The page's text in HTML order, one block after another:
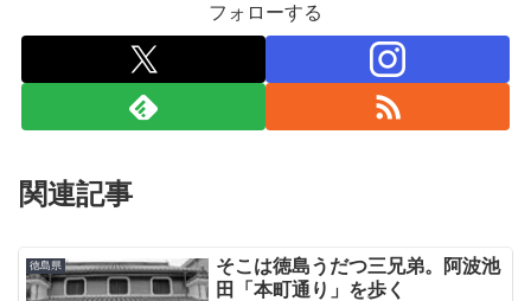
フォローする
関連記事
徳島県
そこは徳島うだつ三兄弟。阿波池
田「本町通り」を歩く